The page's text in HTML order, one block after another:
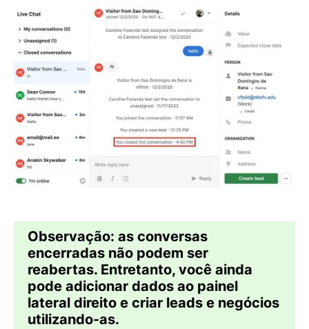
Observação: as conversas
encerradas não podem ser
reabertas. Entretanto, você ainda
pode adicionar dados ao painel
lateral direito e criar leads e negócios
utilizando-as.